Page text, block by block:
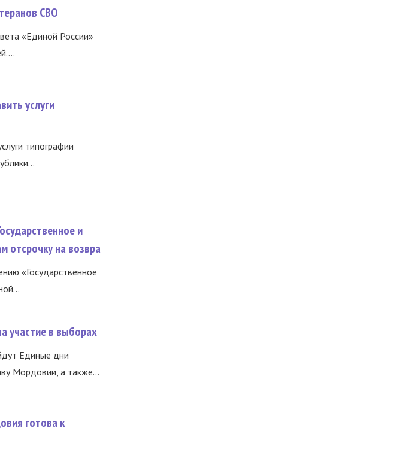
СВО
«Единой России»
услуги
типографии
и
отсрочку на возвра
«Государственное
участие в выборах
Единые дни
Мордовии, а также...
готова к